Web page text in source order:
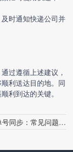
时通知快递公司并
过遵循上述建议，
利送达目的地。同
利到达的关键。
同步：常见问题解答